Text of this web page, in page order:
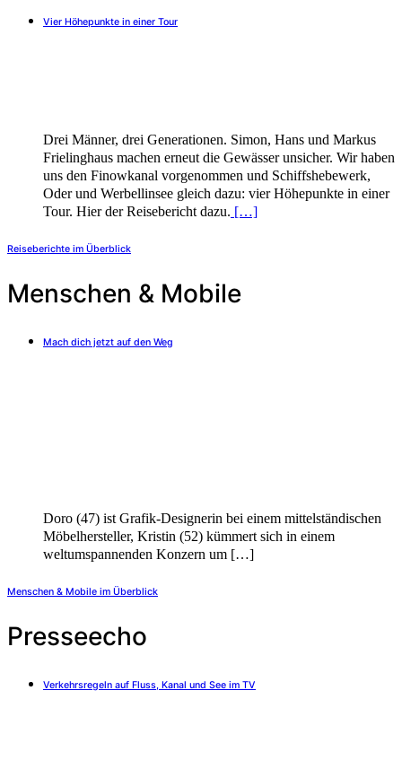
Vier Höhepunkte in einer Tour
Drei Männer, drei Generationen. Simon, Hans und Markus
Frielinghaus machen erneut die Gewässer unsicher. Wir haben
uns den Finowkanal vorgenommen und Schiffshebewerk,
Oder und Werbellinsee gleich dazu: vier Höhepunkte in einer
Tour. Hier der Reisebericht dazu. […]
Reiseberichte im Überblick
Menschen & Mobile
Mach dich jetzt auf den Weg
Doro (47) ist Grafik-Designerin bei einem mittelständischen
Möbelhersteller, Kristin (52) kümmert sich in einem
weltumspannenden Konzern um […]
Menschen & Mobile im Überblick
Presseecho
Verkehrsregeln auf Fluss, Kanal und See im TV